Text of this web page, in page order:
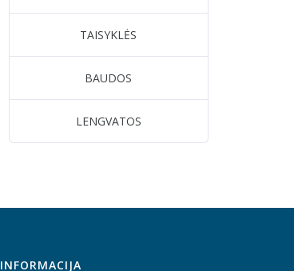
TAISYKLĖS
BAUDOS
LENGVATOS
INFORMACIJA